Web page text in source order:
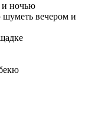
и ночью
вечером и